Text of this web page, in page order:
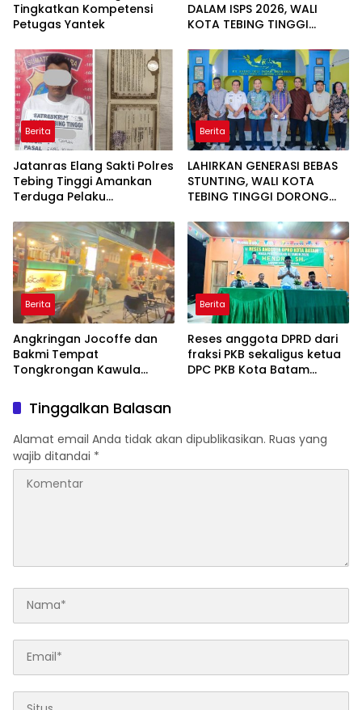
Tingkatkan Kompetensi
Petugas Yantek
DALAM ISPS 2026, WALI
KOTA TEBING TINGGI
STUNTING
Berita
Jatanras Elang Sakti Polres
Tebing Tinggi Amankan
Terduga Pelaku
Motor
Berita
LAHIRKAN GENERASI BEBAS
STUNTING, WALI KOTA
TEBING TINGGI DORONG
Berita
Angkringan Jocoffe dan
Bakmi Tempat
Tongkrongan Kawula
Pematangsiantar
Berita
Reses anggota DPRD dari
fraksi PKB sekaligus ketua
DPC PKB Kota Batam
Ambulans, dan Sarana
Olahraga
Tinggalkan Balasan
Alamat email Anda tidak akan dipublikasikan. Ruas yang
wajib ditandai *